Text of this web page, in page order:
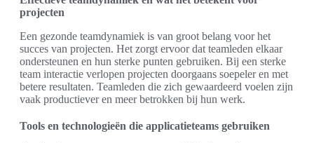
projecten
Een gezonde teamdynamiek is van groot belang voor het
succes van projecten. Het zorgt ervoor dat teamleden elkaar
ondersteunen en hun sterke punten gebruiken. Bij een sterke
team interactie verlopen projecten doorgaans soepeler en met
betere resultaten. Teamleden die zich gewaardeerd voelen zijn
vaak productiever en meer betrokken bij hun werk.
Tools en technologieën die applicatieteams gebruiken